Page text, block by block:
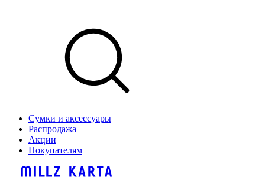
Сумки и аксессуары
Распродажа
Акции
Покупателям